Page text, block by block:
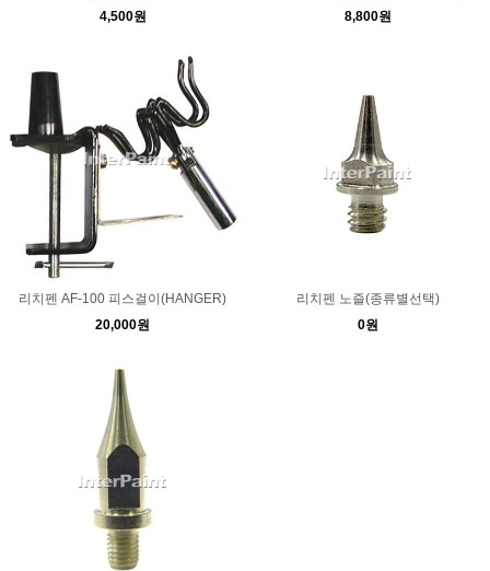
4,500원
8,800원
리치펜 AF-100 피스걸이(HANGER)
20,000원
리치펜 노즐(종류별선택)
0원